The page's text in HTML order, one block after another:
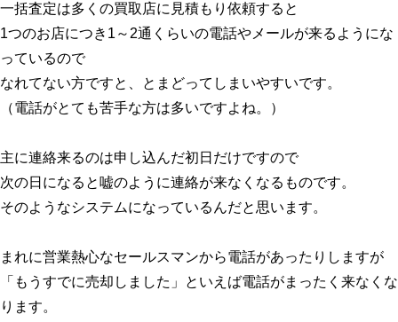
一括査定は多くの買取店に見積もり依頼すると
1つのお店につき1～2通くらいの電話やメールが来るようにな
っているので
なれてない方ですと、とまどってしまいやすいです。
（電話がとても苦手な方は多いですよね。）
主に連絡来るのは申し込んだ初日だけですので
次の日になると嘘のように連絡が来なくなるものです。
そのようなシステムになっているんだと思います。
まれに営業熱心なセールスマンから電話があったりしますが
「もうすでに売却しました」といえば電話がまったく来なくな
ります。